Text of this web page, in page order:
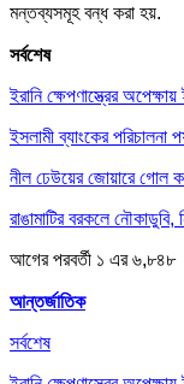
মন্তব্যসমূহ বন্ধ করা হয়.
সর্বশেষ
ইরানি ক্ষেপণাস্ত্রের
ইসলামী ব্যাংকের পরিচালনা
নীল ঢেউয়ের জোয়ারে গোল
রাঙামাটির বরকলে
আগেরপরবর্তী ১ এর ৬,৮৪৮
আন্তর্জাতিক
সর্বশেষ